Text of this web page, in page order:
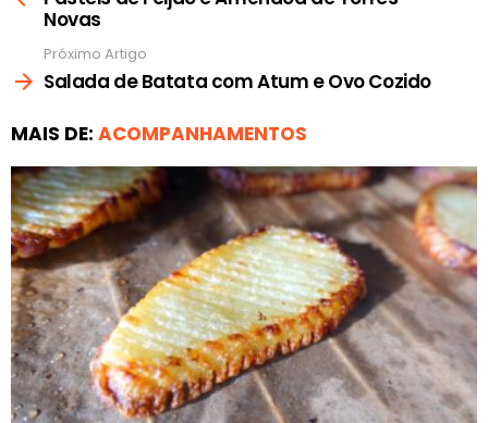
Novas
Próximo Artigo
Salada de Batata com Atum e Ovo Cozido
MAIS DE: ACOMPANHAMENTOS